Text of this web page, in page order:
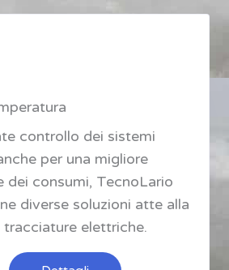
controllo dei sistemi
per una migliore
dei consumi, TecnoLario
diverse soluzioni atte alla
elettriche.